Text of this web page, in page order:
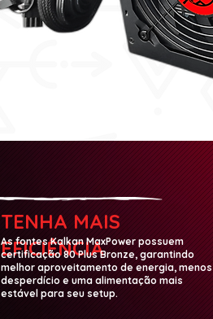
TENHA MAIS
EFICIÊNCIA
As fontes Kalkan MaxPower possuem
certificação 80 Plus Bronze, garantindo
melhor aproveitamento de energia, menos
desperdício e uma alimentação mais
estável para seu setup.